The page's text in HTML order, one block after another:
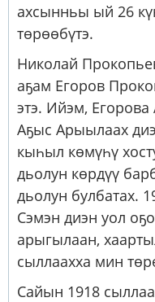
ахсынньы ый 26
төрөөбүтэ.
Николай
аҕам Егоров
этэ. Ийэм, Егорова
Аҕыс Арыылаах
кыһыл көмүһү
дьолун көрдүү
дьолун булбатах.
Сэмэн диэн уол
арыгылаан,
сыллаахха мин
Сайын 1918